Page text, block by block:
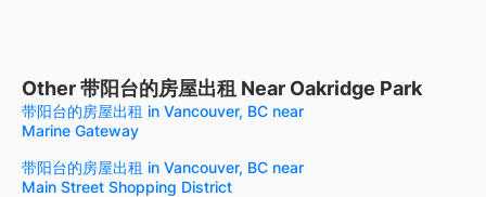
Other 带阳台的房屋出租 Near Oakridge Park
带阳台的房屋出租 in Vancouver, BC near
Marine Gateway
带阳台的房屋出租 in Vancouver, BC near
Main Street Shopping District